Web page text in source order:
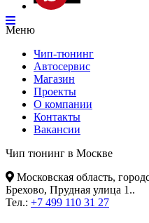
Меню
Чип-тюнинг
Автосервис
Магазин
Проекты
О компании
Контакты
Вакансии
Чип тюнинг в Москве
Московская область,
Брехово, Прудная улица 1..
Тел.: +7 499 110 31 27